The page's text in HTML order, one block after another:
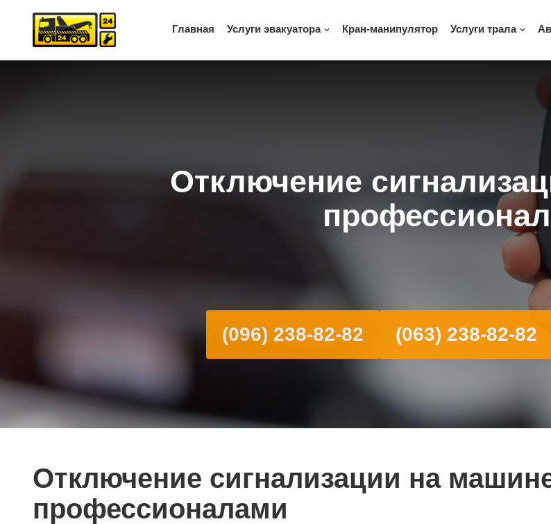
Перейти
Главная Услуги эвакуатора Кран-манипулятор Услуги трала
Отключение
(096) 238-82-82 (063) 238-82-82
Отключение сигнализации на
профессионалами